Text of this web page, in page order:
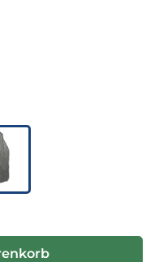
benutze die